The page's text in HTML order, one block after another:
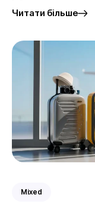
Читати більше
Mixed